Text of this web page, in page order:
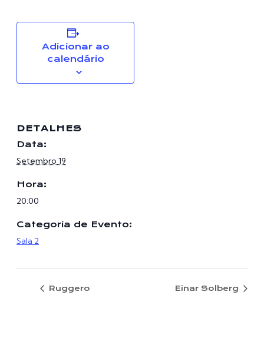
Adicionar ao
calendário
DETALHES
Data:
Setembro 19
Hora:
20:00
Categoria de Evento:
Sala 2
Ruggero Einar Solberg